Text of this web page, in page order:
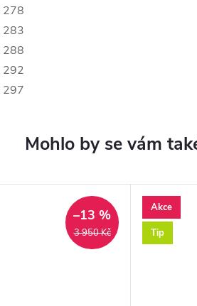
278
283
288
292
297
3 950 Kč
–13 %
Akce
Tip